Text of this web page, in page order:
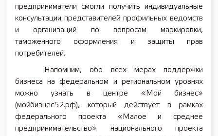
предприниматели смогли получить индивидуальные
консультации представителей профильных ведомств
и организаций по вопросам маркировки,
таможенного оформления и защиты прав
потребителей.
Напомним, обо всех мерах поддержки
бизнеса на федеральном и региональном уровнях
можно узнать в центре «Мой бизнес»
(мойбизнес52.рф), который действует в рамках
федерального проекта «Малое и среднее
предпринимательство» национального проекта